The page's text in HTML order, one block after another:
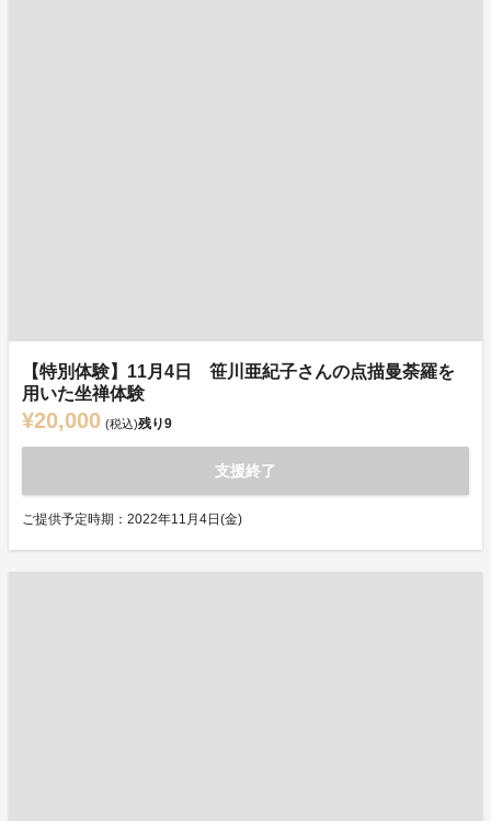
【特別体験】11月4日 笹川亜紀子さんの点描曼荼羅を
用いた坐禅体験
¥20,000 (税込)残り9
支援終了
ご提供予定時期：2022年11月4日(金)